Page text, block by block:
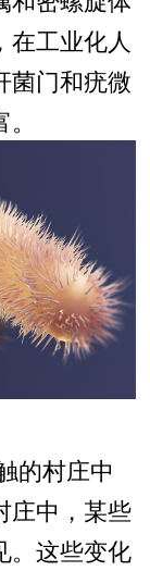
工业化人
菌门和疣微
村庄中
庄中，某些
。这些变化